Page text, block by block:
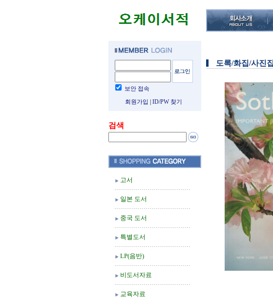
보안 접속
회원가입
ID/PW 찾기
검색
고서
일본 도서
중국 도서
특별도서
LP(음반)
비도서자료
교육자료
도록/화집/사진집